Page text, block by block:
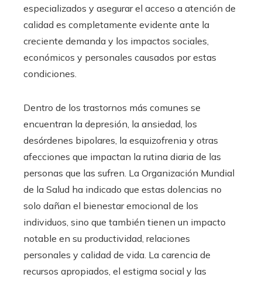
especializados y asegurar el acceso a atención de
calidad es completamente evidente ante la
creciente demanda y los impactos sociales,
económicos y personales causados por estas
condiciones.
Dentro de los trastornos más comunes se
encuentran la depresión, la ansiedad, los
desórdenes bipolares, la esquizofrenia y otras
afecciones que impactan la rutina diaria de las
personas que las sufren. La Organización Mundial
de la Salud ha indicado que estas dolencias no
solo dañan el bienestar emocional de los
individuos, sino que también tienen un impacto
notable en su productividad, relaciones
personales y calidad de vida. La carencia de
recursos apropiados, el estigma social y las